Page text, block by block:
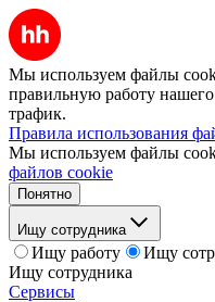
Мы используем файлы
правильную работу нашего
трафик.
Правила использования
Мы используем файлы
файлов cookie
Понятно
Ищу сотрудника
Ищу работу
Ищу
Ищу сотрудника
Сервисы